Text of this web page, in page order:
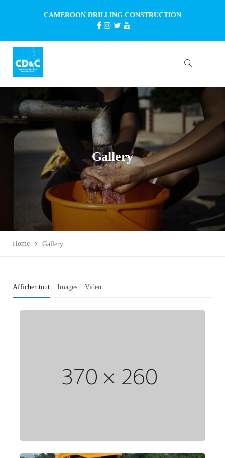
CAMEROON DRILLING CONSTRUCTION
Gallery
Home Gallery
Afficher tout Images Video